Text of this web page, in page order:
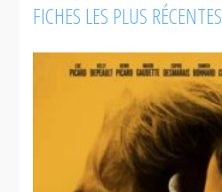
FICHES LES PLUS RÉCENTES